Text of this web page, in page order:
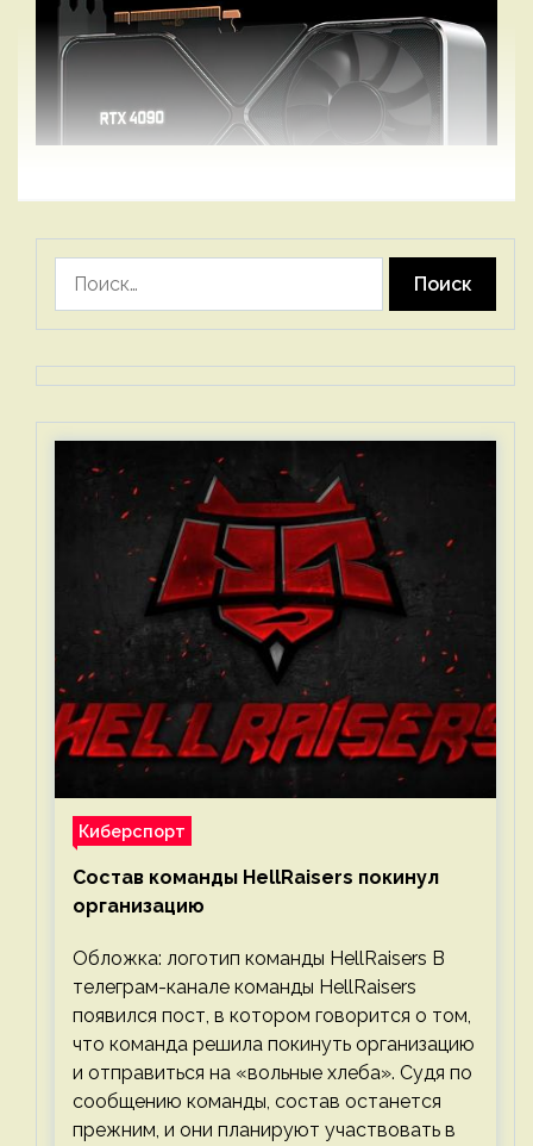
Киберспорт
Состав команды HellRaisers покинул
организацию
Обложка: логотип команды HellRaisers В
телеграм-канале команды HellRaisers
появился пост, в котором говорится о том,
что команда решила покинуть организацию
и отправиться на «вольные хлеба». Судя по
сообщению команды, состав останется
прежним, и они планируют участвовать в